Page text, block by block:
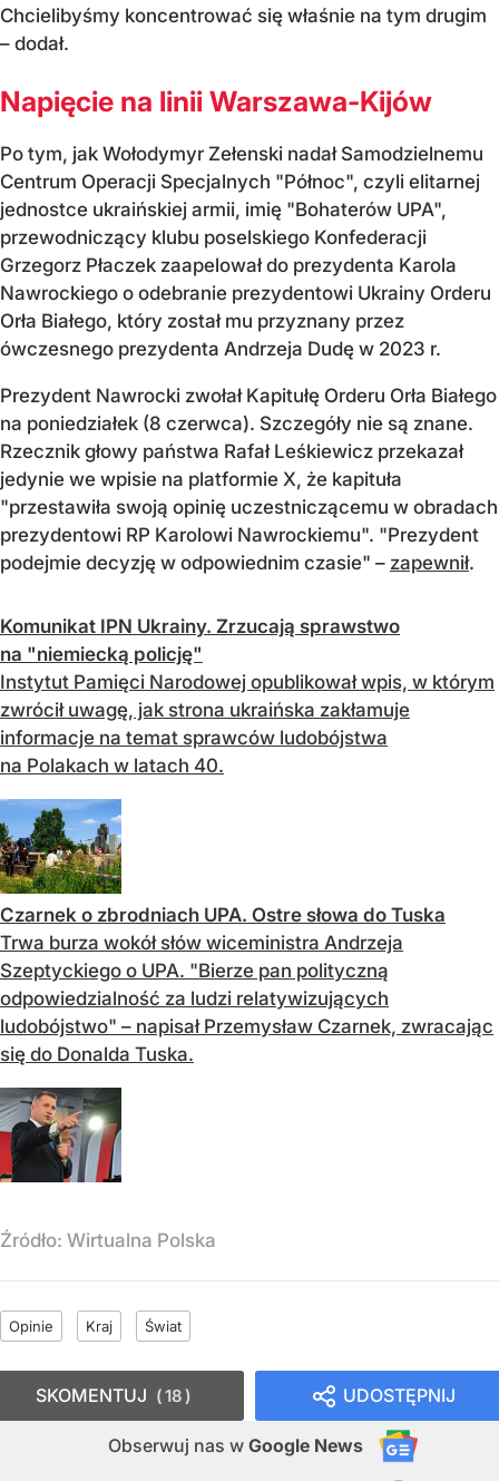
Chcielibyśmy koncentrować się właśnie na tym drugim
– dodał.
Napięcie na linii Warszawa-Kijów
Po tym, jak Wołodymyr Zełenski nadał Samodzielnemu
Centrum Operacji Specjalnych "Północ", czyli elitarnej
jednostce ukraińskiej armii, imię "Bohaterów UPA",
przewodniczący klubu poselskiego Konfederacji
Grzegorz Płaczek zaapelował do prezydenta Karola
Nawrockiego o odebranie prezydentowi Ukrainy Orderu
Orła Białego, który został mu przyznany przez
ówczesnego prezydenta Andrzeja Dudę w 2023 r.
Prezydent Nawrocki zwołał Kapitułę Orderu Orła Białego
na poniedziałek (8 czerwca). Szczegóły nie są znane.
Rzecznik głowy państwa Rafał Leśkiewicz przekazał
jedynie we wpisie na platformie X, że kapituła
"przestawiła swoją opinię uczestniczącemu w obradach
prezydentowi RP Karolowi Nawrockiemu". "Prezydent
podejmie decyzję w odpowiednim czasie" – zapewnił.
Komunikat IPN Ukrainy. Zrzucają sprawstwo
na "niemiecką policję"
Instytut Pamięci Narodowej opublikował wpis, w którym
zwrócił uwagę, jak strona ukraińska zakłamuje
informacje na temat sprawców ludobójstwa
na Polakach w latach 40.
Czarnek o zbrodniach UPA. Ostre słowa do Tuska
Trwa burza wokół słów wiceministra Andrzeja
Szeptyckiego o UPA. "Bierze pan polityczną
odpowiedzialność za ludzi relatywizujących
ludobójstwo" – napisał Przemysław Czarnek, zwracając
się do Donalda Tuska.
Źródło: Wirtualna Polska
Opinie Kraj Świat
UDOSTĘPNIJ
Obserwuj nas w Google News
SKOMENTUJ 18